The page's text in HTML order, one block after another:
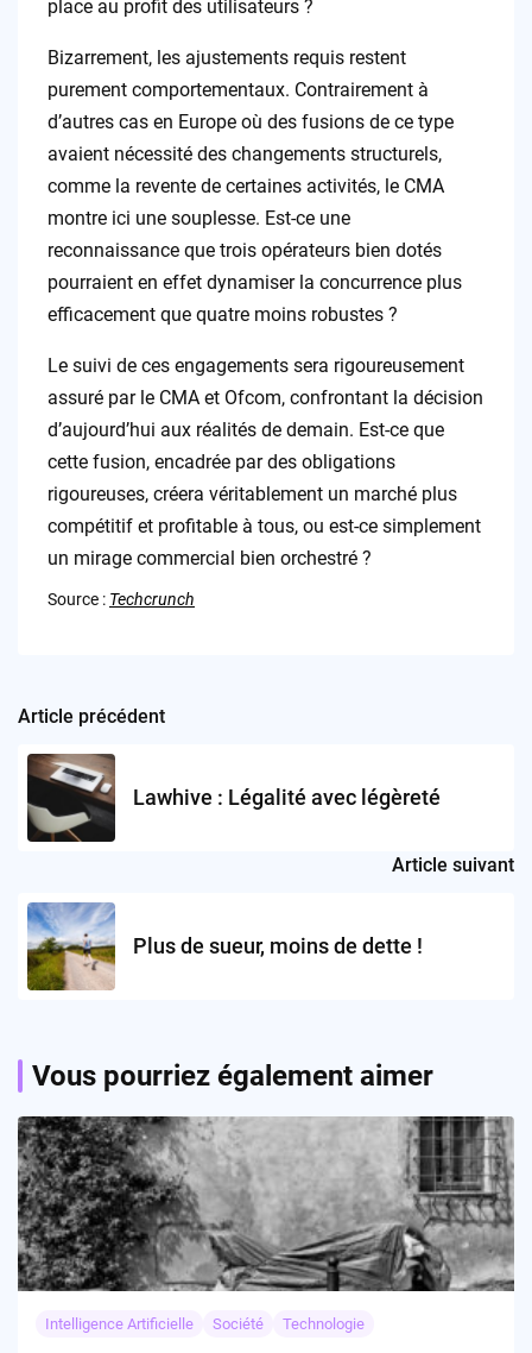
place au profit des utilisateurs ?
Bizarrement, les ajustements requis restent
purement comportementaux. Contrairement à
d’autres cas en Europe où des fusions de ce type
avaient nécessité des changements structurels,
comme la revente de certaines activités, le CMA
montre ici une souplesse. Est-ce une
reconnaissance que trois opérateurs bien dotés
pourraient en effet dynamiser la concurrence plus
efficacement que quatre moins robustes ?
Le suivi de ces engagements sera rigoureusement
assuré par le CMA et Ofcom, confrontant la décision
d’aujourd’hui aux réalités de demain. Est-ce que
cette fusion, encadrée par des obligations
rigoureuses, créera véritablement un marché plus
compétitif et profitable à tous, ou est-ce simplement
un mirage commercial bien orchestré ?
Source : Techcrunch
Post
navigation
Article précédent
Lawhive : Légalité avec légèreté
Article suivant
Plus de sueur, moins de dette !
Vous pourriez également aimer
Intelligence Artificielle Société Technologie